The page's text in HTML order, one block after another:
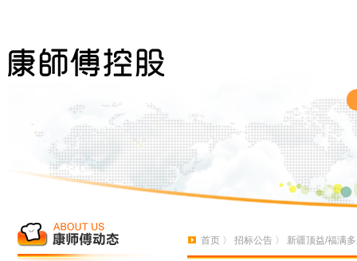
首页 〉 招标公告 〉 新疆顶益/福满